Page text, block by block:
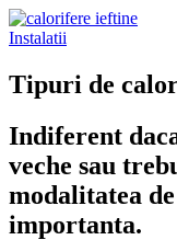
Instalatii
Tipuri de
Indiferent
veche sau
modalitatea
importanta.